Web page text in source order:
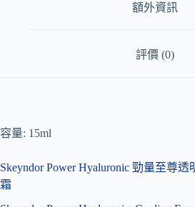
額外資訊
評價 (0)
容量: 15ml
Skeyndor Power Hyaluronic 勁量至尊
霜